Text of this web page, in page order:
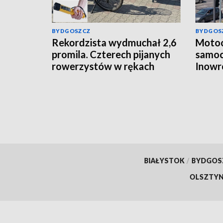
BYDGOSZCZ
Rekordzista wydmuchał 2,6
promila. Czterech pijanych
rowerzystów w rękach
BIAŁYSTOK /
OLSZTYN